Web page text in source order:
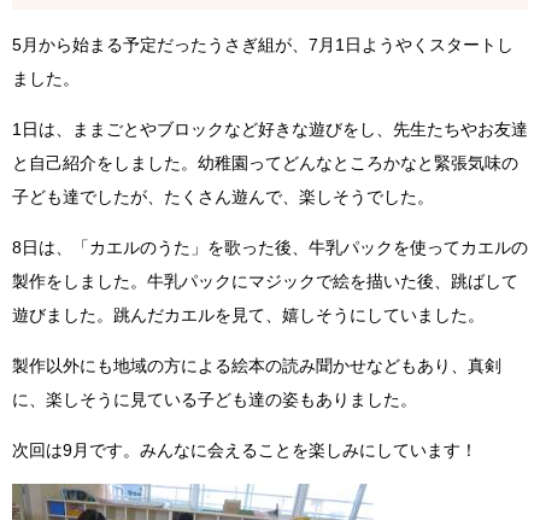
5月から始まる予定だったうさぎ組が、7月1日ようやくスタートし
ました。
1日は、ままごとやブロックなど好きな遊びをし、先生たちやお友達
と自己紹介をしました。幼稚園ってどんなところかなと緊張気味の
子ども達でしたが、たくさん遊んで、楽しそうでした。
8日は、「カエルのうた」を歌った後、牛乳パックを使ってカエルの
製作をしました。牛乳パックにマジックで絵を描いた後、跳ばして
遊びました。跳んだカエルを見て、嬉しそうにしていました。
製作以外にも地域の方による絵本の読み聞かせなどもあり、真剣
に、楽しそうに見ている子ども達の姿もありました。
次回は9月です。みんなに会えることを楽しみにしています！